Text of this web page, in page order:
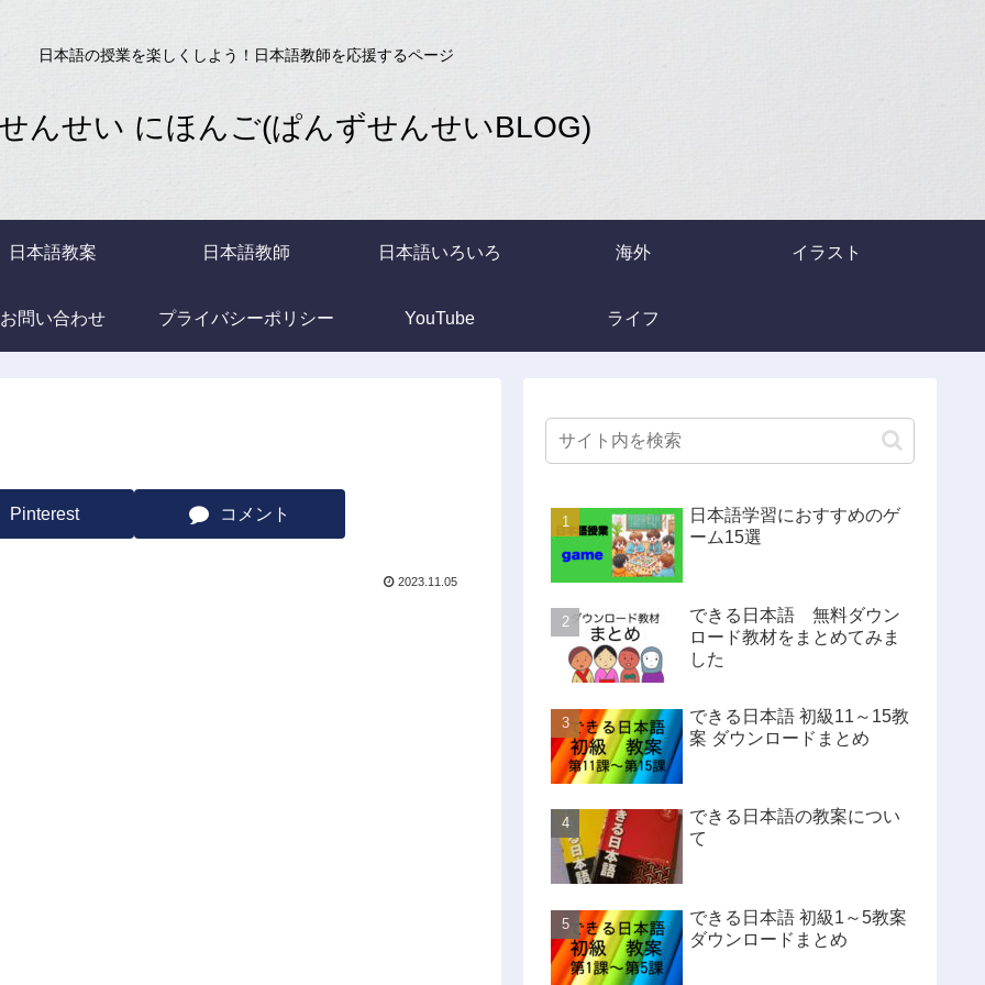
日本語の授業を楽しくしよう！日本語教師を応援するページ
んせい にほんご(ぱんずせんせいBLOG)
日本語教案 日本語教師 日本語いろいろ 海外 イラスト
お問い合わせ プライバシーポリシー YouTube ライフ
Pinterest コメント
2023.11.05
日本語学習におすすめのゲ
ーム15選
できる日本語 無料ダウン
ロード教材をまとめてみま
した
できる日本語 初級11～15教
案 ダウンロードまとめ
できる日本語の教案につい
て
できる日本語 初級1～5教案
ダウンロードまとめ